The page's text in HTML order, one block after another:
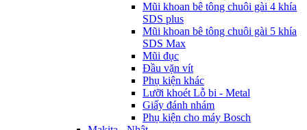
Mũi khoan bê tông chuôi gài 4 khía
SDS plus
Mũi khoan bê tông chuôi gài 5 khía
SDS Max
Mũi đục
Đầu vặn vít
Phụ kiện khác
Lưỡi khoét Lỗ bi - Metal
Giấy đánh nhám
Phụ kiện cho máy Bosch